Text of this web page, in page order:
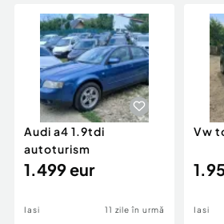
Servicii
Animale de companie
Afaceri și echipamente
Inchiriere Bunuri si Vehicule
Utilaje agricole si industriale
Piese auto si accesorii
Dacia Duster
Audi a4 1.9tdi
autoturism
1.499 eur
Iasi 11 zile în urmă
Vw
Iasi